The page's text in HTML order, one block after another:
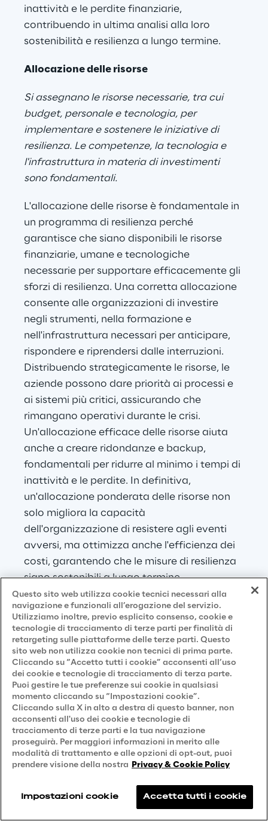
inattività e le perdite finanziarie,
contribuendo in ultima analisi alla loro
sostenibilità e resilienza a lungo termine.
Allocazione delle risorse
Si assegnano le risorse necessarie, tra cui
budget, personale e tecnologia, per
implementare e sostenere le iniziative di
resilienza. Le competenze, la tecnologia e
l'infrastruttura in materia di investimenti
sono fondamentali.
L'allocazione delle risorse è fondamentale in
un programma di resilienza perché
garantisce che siano disponibili le risorse
finanziarie, umane e tecnologiche
necessarie per supportare efficacemente gli
sforzi di resilienza. Una corretta allocazione
consente alle organizzazioni di investire
negli strumenti, nella formazione e
nell'infrastruttura necessari per anticipare,
rispondere e riprendersi dalle interruzioni.
Distribuendo strategicamente le risorse, le
aziende possono dare priorità ai processi e
ai sistemi più critici, assicurando che
rimangano operativi durante le crisi.
Un'allocazione efficace delle risorse aiuta
anche a creare ridondanze e backup,
fondamentali per ridurre al minimo i tempi di
inattività e le perdite. In definitiva,
un'allocazione ponderata delle risorse non
solo migliora la capacità
dell'organizzazione di resistere agli eventi
avversi, ma ottimizza anche l'efficienza dei
costi, garantendo che le misure di resilienza
siano sostenibili a lungo termine.
Coinvolgimento di terzi
Si coinvolgono terze parti come fornitori e
partner nel processo di pianificazione della
resilienza per garantire un approccio olistico.
Il coinvolgimento di terze parti è essenziale
in un programma di resilienza perché molte
organizzazioni fanno molto affidamento su
partner esterni e fornitori di servizi per
mantenere le proprie operazioni. Integrando
resilienza, le organizzazioni possono
garantire che anche queste entità esterne
Questo sito web utilizza cookie tecnici necessari alla
navigazione e funzionali all’erogazione del servizio.
Utilizziamo inoltre, previo esplicito consenso, cookie e
tecnologie di tracciamento di terze parti per finalità di
retargeting sulle piattaforme delle terze parti. Questo
sito web non utilizza cookie non tecnici di prima parte.
Cliccando su “Accetto tutti i cookie” acconsenti all’uso
dei cookie e tecnologie di tracciamento di terza parte.
Puoi gestire le tue preferenze sui cookie in qualsiasi
momento cliccando su “Impostazioni cookie”.
Cliccando sulla X in alto a destra di questo banner, non
acconsenti all'uso dei cookie e tecnologie di
tracciamento di terze parti e la tua navigazione
proseguirà. Per maggiori informazioni in merito alle
modalità di trattamento e alle opzioni di opt-out, puoi
prendere visione della nostra Privacy & Cookie Policy
Impostazioni cookie Accetta tutti i cookie